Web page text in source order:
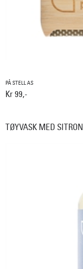
PÅ STELL AS
Kr 99,-
TØYVASK MED SITRON